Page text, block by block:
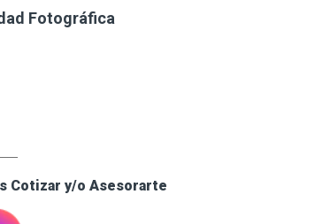
Fotográfica
Cotizar y/o Asesorarte